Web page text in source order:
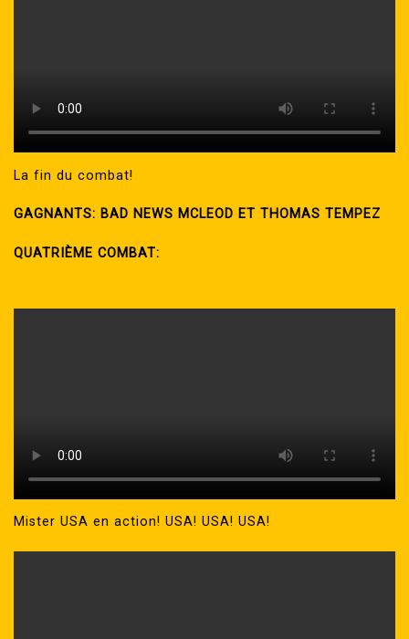
La fin du combat!
GAGNANTS: BAD NEWS MCLEOD ET THOMAS TEMPEZ
QUATRIÈME COMBAT:
Mister USA en action! USA! USA! USA!